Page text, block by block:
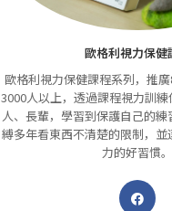
歐格利視力保健
歐格利視力保健課程系列，推
3000人以上，透過課程視力訓
人、長輩，學習到保護自己的
縛多年看東西不清楚的限制，
力的好習慣。